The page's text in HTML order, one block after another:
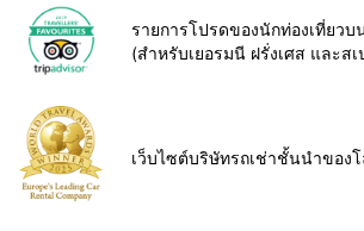
รายการโปรดของนักท่องเที่ยวบ
(สำหรับเยอรมนี ฝรั่งเศส และสเ
เว็บไซต์บริษัทรถเช่าชั้นนำของ